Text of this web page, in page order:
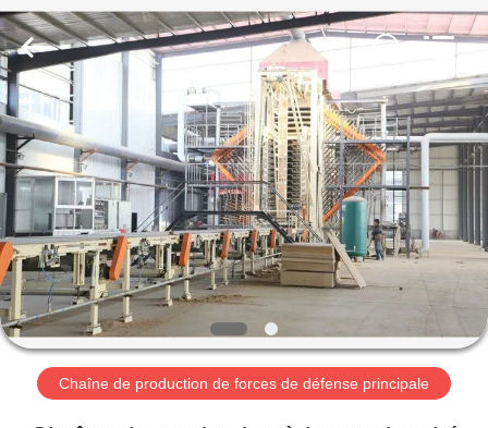
MAISON
DES
PRODUITS
À
PROPOS
DE
NOUS
CMT
ENGINEERING
CO.,
LTD..
All
Rights
Reserved.
Chaîne de production de forces de défense principale